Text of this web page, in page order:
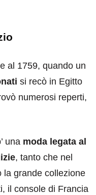
al 1759, quando un
si recò in Egitto
numerosi reperti,
una moda legata al
, tanto che nel
la grande collezione
il console di Francia